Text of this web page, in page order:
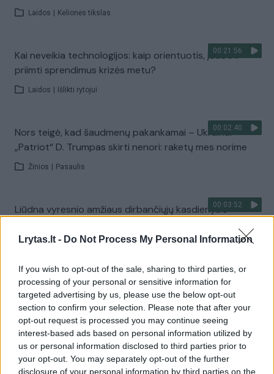
Lrytas.lt - Do Not Process My Personal Information
If you wish to opt-out of the sale, sharing to third parties, or
processing of your personal or sensitive information for
targeted advertising by us, please use the below opt-out
section to confirm your selection. Please note that after your
opt-out request is processed you may continue seeing
interest-based ads based on personal information utilized by
us or personal information disclosed to third parties prior to
your opt-out. You may separately opt-out of the further
disclosure of your personal information by third parties on the
Laidos Kelionės tikslas
00:21:56
Kai neveikia technologijos: kaip orientuotis, judėti ir
priimti sprendimus krizės metu?
Laidos Išlikti rytojui
00:02:40
Nors teigė, kad šaudmenų pakankamai – Ukrainai
„Patriot“ D. Trumpas skirti nenori: raketų mes norime
Žinios Pasaulis
00:03:52
Liūdna vyresnio amžiaus dirbančiųjų kasdienybė –
Žinios | Lietuvos diena
Visi įrašai
Žiūrimiausi įrašai